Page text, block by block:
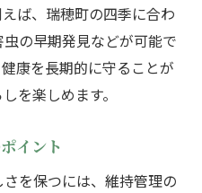
ば、瑞穂町の四季に合わ
の早期発見などが可能で
康を長期的に守ることが
を楽しめます。
イント
を保つには、維持管理の